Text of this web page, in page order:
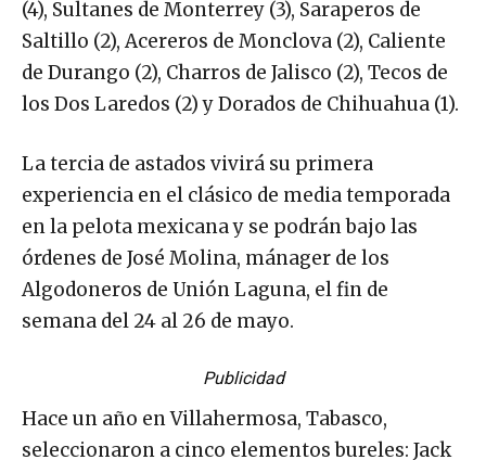
(4), Sultanes de Monterrey (3), Saraperos de
Saltillo (2), Acereros de Monclova (2), Caliente
de Durango (2), Charros de Jalisco (2), Tecos de
los Dos Laredos (2) y Dorados de Chihuahua (1).
La tercia de astados vivirá su primera
experiencia en el clásico de media temporada
en la pelota mexicana y se podrán bajo las
órdenes de José Molina, mánager de los
Algodoneros de Unión Laguna, el fin de
semana del 24 al 26 de mayo.
Publicidad
Hace un año en Villahermosa, Tabasco,
seleccionaron a cinco elementos bureles: Jack